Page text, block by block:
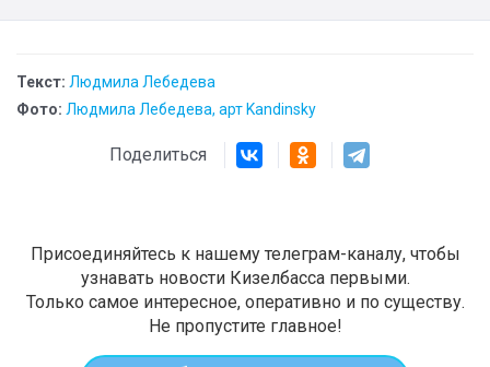
Текст: Людмила Лебедева
Фото: Людмила Лебедева, арт Kandinsky
Поделиться
Присоединяйтесь к нашему телеграм-каналу, чтобы
узнавать новости Кизелбасса первыми.
Только самое интересное, оперативно и по существу.
Не пропустите главное!